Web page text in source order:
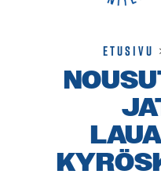
Etusivu